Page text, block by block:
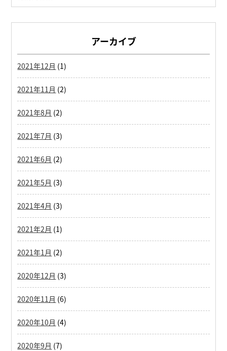
アーカイブ
2021年12月 (1)
2021年11月 (2)
2021年8月 (2)
2021年7月 (3)
2021年6月 (2)
2021年5月 (3)
2021年4月 (3)
2021年2月 (1)
2021年1月 (2)
2020年12月 (3)
2020年11月 (6)
2020年10月 (4)
2020年9月 (7)